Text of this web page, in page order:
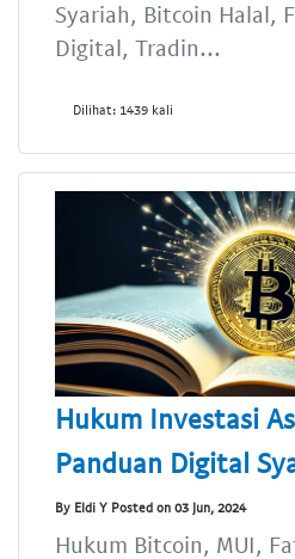
Syariah, Bitcoin Halal,
Digital, Tradin...
Dilihat: 1439 kali
Hukum Investasi
Panduan Digital
By Eldi Y Posted on 03 Jun, 2024
Hukum Bitcoin, MUI,